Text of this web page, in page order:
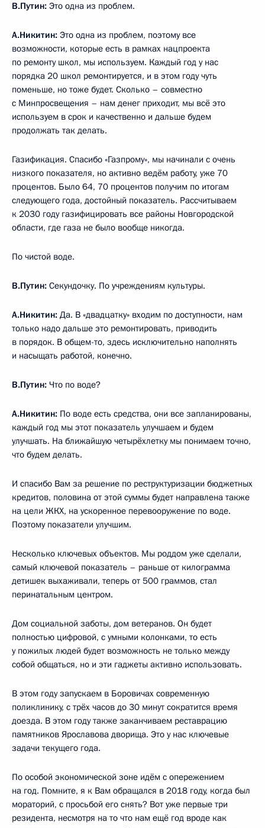
В.Путин: Это одна из проблем.
А.Никитин: Это одна из проблем, поэтому все
возможности, которые есть в рамках нацпроекта
по ремонту школ, мы используем. Каждый год у нас
порядка 20 школ ремонтируется, и в этом году чуть
поменьше, но тоже будет. Сколько – совместно
с Минпросвещения – нам денег приходит, мы всё это
используем в срок и качественно и дальше будем
продолжать так делать.
Газификация. Спасибо «Газпрому», мы начинали с очень
низкого показателя, но активно ведём работу, уже 70
процентов. Было 64, 70 процентов получим по итогам
следующего года, достойный показатель. Рассчитываем
к 2030 году газифицировать все районы Новгородской
области, где газа не было вообще никогда.
По чистой воде.
В.Путин: Секундочку. По учреждениям культуры.
А.Никитин: Да. В «двадцатку» входим по доступности, нам
только надо дальше это ремонтировать, приводить
в порядок. В общем-то, здесь исключительно наполнять
и насыщать работой, конечно.
В.Путин: Что по воде?
А.Никитин: По воде есть средства, они все запланированы,
каждый год мы этот показатель улучшаем и будем
улучшать. На ближайшую четырёхлетку мы понимаем точно,
что будем делать.
И спасибо Вам за решение по реструктуризации бюджетных
кредитов, половина от этой суммы будет направлена также
на цели ЖКХ, на ускоренное перевооружение по воде.
Поэтому показатели улучшим.
Несколько ключевых объектов. Мы роддом уже сделали,
самый ключевой показатель – раньше от килограмма
детишек выхаживали, теперь от 500 граммов, стал
перинатальным центром.
Дом социальной заботы, дом ветеранов. Он будет
полностью цифровой, с умными колонками, то есть
у пожилых людей будет возможность не только между
собой общаться, но и эти гаджеты активно использовать.
В этом году запускаем в Боровичах современную
поликлинику, с трёх часов до 30 минут сократится время
доезда. В этом году также заканчиваем реставрацию
памятников Ярославова дворища. Это у нас ключевые
задачи текущего года.
По особой экономической зоне идём с опережением
на год. Помните, я к Вам обращался в 2018 году, когда был
мораторий, с просьбой его снять? Вот уже первые три
резидента, несмотря на то что нам ещё год вроде как